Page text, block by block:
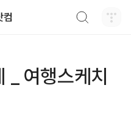
컴
여행스케치